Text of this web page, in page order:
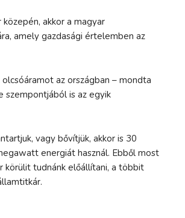
akkor a magyar
amely gazdasági értelemben az
az országban – mondta
szempontjából is az egyik
vagy bővítjük, akkor is 30
energiát használ. Ebből most
körülit tudnánk előállítani, a többit